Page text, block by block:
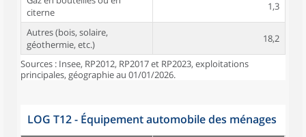
citerne
1,3
Autres (bois, solaire,
géothermie, etc.)
18,2
Sources : Insee, RP2012, RP2017 et RP2023, exploitations
principales, géographie au 01/01/2026.
LOG T12 - Équipement automobile des ménages